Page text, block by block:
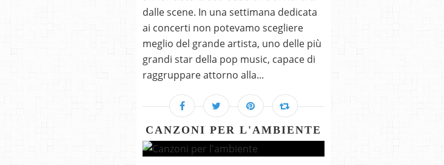
dalle scene. In una settimana dedicata
ai concerti non potevamo scegliere
meglio del grande artista, uno delle più
grandi star della pop music, capace di
raggruppare attorno alla...
CANZONI PER L'AMBIENTE